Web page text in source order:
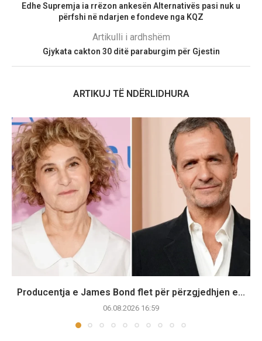
Edhe Supremja ia rrëzon ankesën Alternativës pasi nuk u
përfshi në ndarjen e fondeve nga KQZ
Artikulli i ardhshëm
Gjykata cakton 30 ditë paraburgim për Gjestin
ARTIKUJ TË NDËRLIDHURA
Producentja e James Bond flet për përzgjedhjen e...
06.08.2026 16:59